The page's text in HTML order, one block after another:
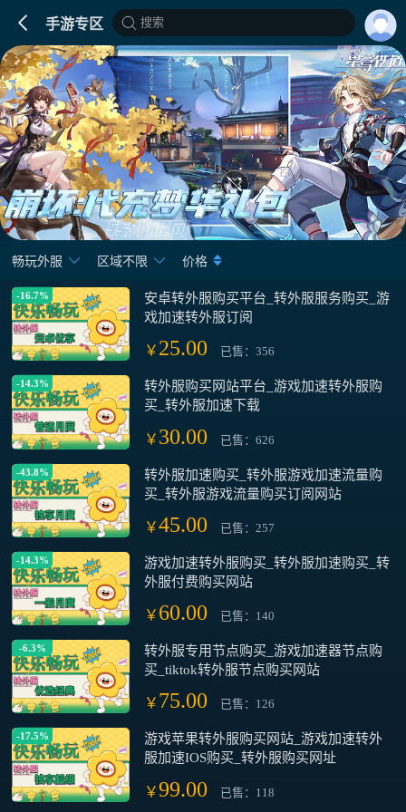
手游专区 搜索
畅玩外服 区域不限 价格
-16.7%
安卓转外服购买平台_转外服服务购买_游
戏加速转外服订阅
￥ 25.00 已售：356
-14.3%
转外服购买网站平台_游戏加速转外服购
买_转外服加速下载
￥ 30.00 已售：626
-43.8%
转外服加速购买_转外服游戏加速流量购
买_转外服游戏流量购买订阅网站
￥45.00 已售：257
-14.3%
游戏加速转外服购买_转外服加速购买_转
外服付费购买网站
￥ 60.00 已售：140
-6.3%
转外服专用节点购买_游戏加速器节点购
买_tiktok转外服节点购买网站
￥ 75.00 已售：126
-17.5%
游戏苹果转外服购买网站_游戏加速转外
服加速IOS购买_转外服购买网址
￥99.00 已售：118